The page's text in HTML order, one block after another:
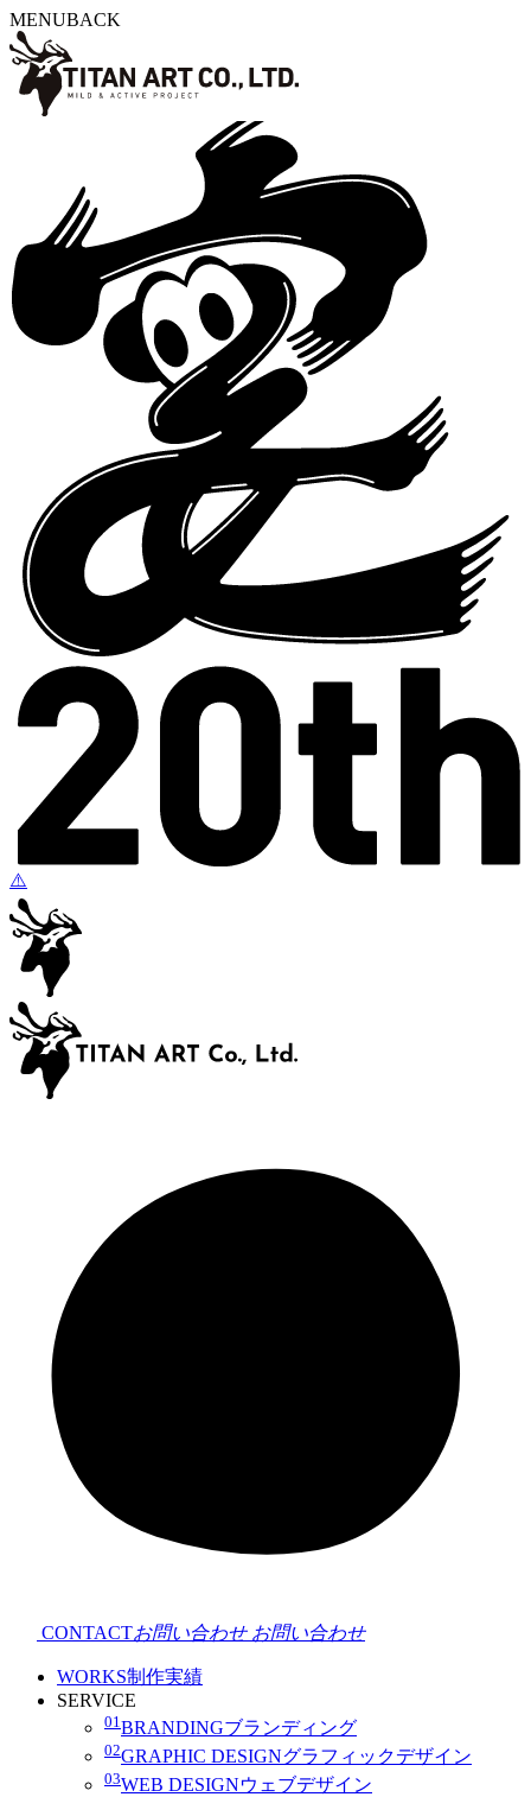
MENUBACK
CONTACTお問い合わせ お問い合わせ
WORKS制作実績
SERVICE
01 BRANDINGブランディング
02GRAPHIC DESIGNグラフィックデザイン
03WEB DESIGNウェブデザイン